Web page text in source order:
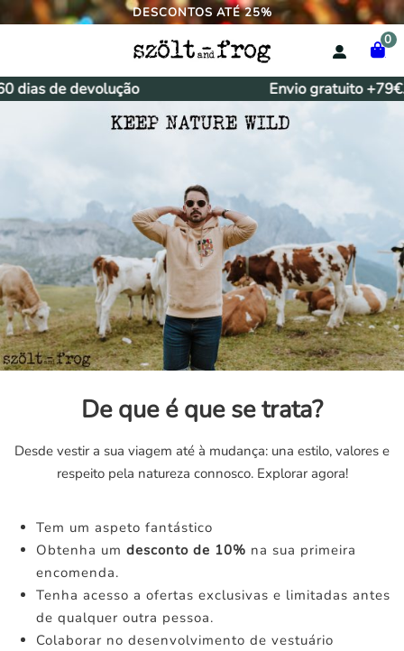
DESCONTOS ATÉ 25%
0
de devolução Envio gratuito +79€.
De que é que se trata?
Desde vestir a sua viagem até à mudança: una estilo, valores e
respeito pela natureza connosco. Explorar agora!
Tem um aspeto fantástico
Obtenha um desconto de 10% na sua primeira
encomenda.
Tenha acesso a ofertas exclusivas e limitadas antes
de qualquer outra pessoa.
Colaborar no desenvolvimento de vestuário